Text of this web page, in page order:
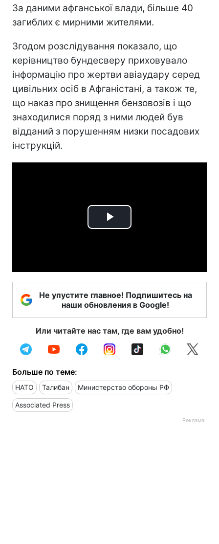
За даними афганської влади, більше 40
загиблих є мирними жителями.
Згодом розслідування показало, що
керівництво бундесверу приховувало
інформацію про жертви авіаудару серед
цивільних осіб в Афганістані, а також те,
що наказ про знищення бензовозів і що
знаходилися поряд з ними людей був
відданий з порушенням низки посадових
інструкцій.
Play
Не упустите главное! Подпишитесь на
наши обновления в Google!
Или читайте нас там, где вам удобно!
Больше по теме:
НАТО Талибан Министерство обороны РФ
Associated Press